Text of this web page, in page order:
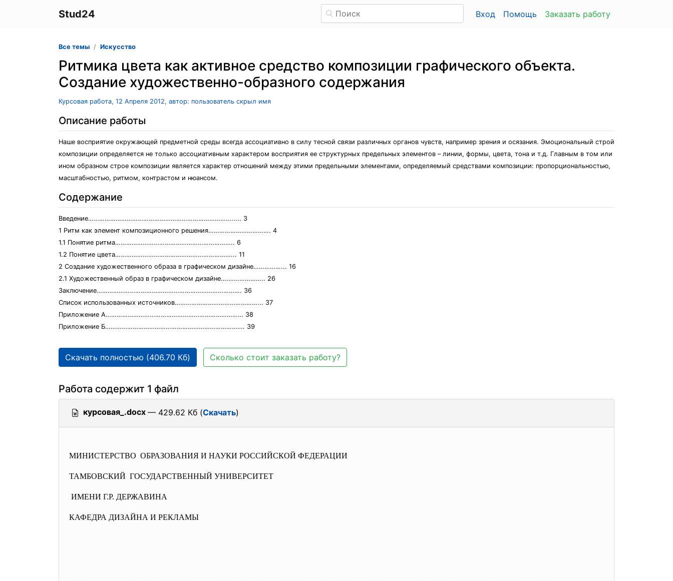
Stud24 Вход Помощь Заказать работу
Все темы Искусство
Ритмика цвета как активное средство композиции графического объекта.
Создание художественно-образного содержания
Курсовая работа, 12 Апреля 2012, автор: пользователь скрыл имя
Описание работы
Наше восприятие окружающей предметной среды всегда ассоциативно в силу тесной связи различных органов чувств, например зрения и осязания. Эмоциональный строй
композиции определяется не только ассоциативным характером восприятия ее структурных предельных элементов – линии, формы, цвета, тона и т.д. Главным в том или
ином образном строе композиции является характер отношений между этими предельными элементами, определяемый средствами композиции: пропорциональностью,
масштабностью, ритмом, контрастом и нюансом.
Содержание
Введение……………………………………………………………………..... 3
1 Ритм как элемент композиционного решения……………………………. 4
1.1 Понятие ритма……………………………………………………….. 6
1.2 Понятие цвета………………………………………………………... 11
2 Создание художественного образа в графическом дизайне……………... 16
2.1 Художественный образ в графическом дизайне….……………….. 26
Заключение……………………………………………………………………. 36
Список использованных источников………………………………………... 37
Приложение А………………………………………………………………… 38
Приложение Б…………………………………………………………………. 39
Скачать полностью (406.70 Кб) Сколько стоит заказать работу?
Работа содержит 1 файл
курсовая_.docx — 429.62 Кб (Скачать)
МИНИСТЕРСТВО ОБРАЗОВАНИЯ И НАУКИ РОССИЙСКОЙ ФЕДЕРАЦИИ
ТАМБОВСКИЙ ГОСУДАРСТВЕННЫЙ УНИВЕРСИТЕТ
ИМЕНИ Г.Р. ДЕРЖАВИНА
КАФЕДРА ДИЗАЙНА И РЕКЛАМЫ